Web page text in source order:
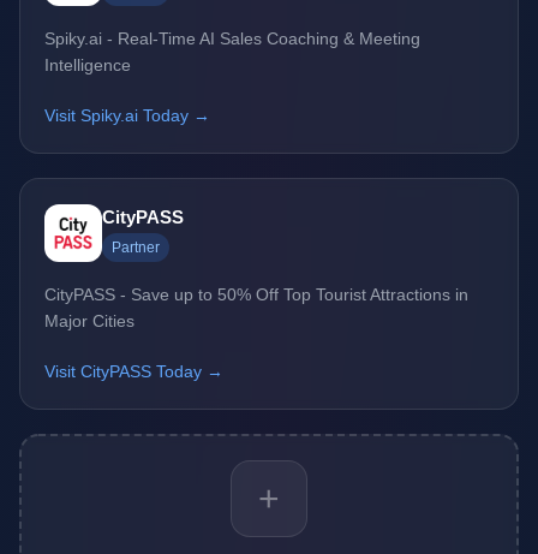
Spiky.ai - Real-Time AI Sales Coaching & Meeting
Intelligence
Visit Spiky.ai Today →
CityPASS
Partner
CityPASS - Save up to 50% Off Top Tourist Attractions in
Major Cities
Visit CityPASS Today →
+